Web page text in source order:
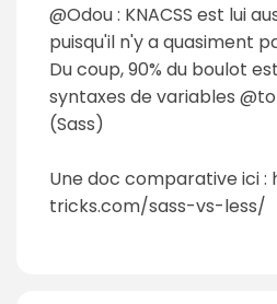
@Odou : KNACSS est lui
puisqu'il n'y a quasiment
Du coup, 90% du boulot
syntaxes de variables
(Sass)
Une doc comparative ici
tricks.com/sass-vs-less/